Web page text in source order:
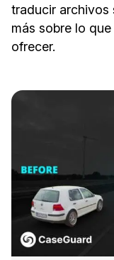
traducir archivos
más sobre lo
ofrecer.